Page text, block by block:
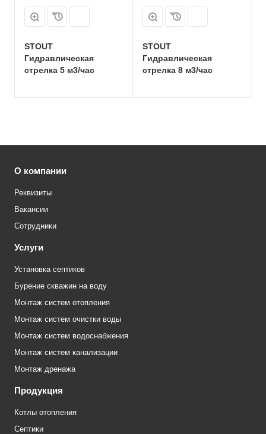
STOUT
Гидравлическая
стрелка 5 м3/час
STOUT
Гидравлическая
стрелка 8 м3/час
О компании
Реквизиты
Вакансии
Сотрудники
Услуги
Установка септиков
Бурение скважин на воду
Монтаж систем отопления
Монтаж систем очистки воды
Монтаж систем водоснабжения
Монтаж систем канализации
Монтаж дренажа
Продукция
Котлы отопления
Септики